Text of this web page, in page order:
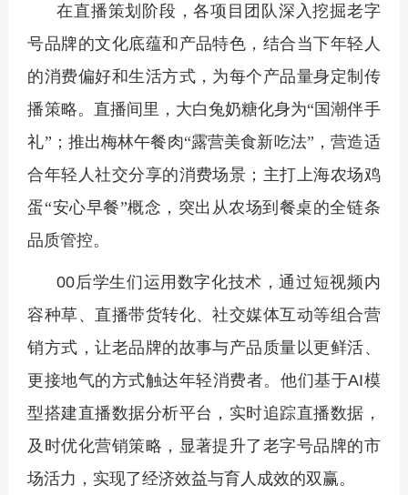
在直播策划阶段，各项目团队深入挖掘老字
号品牌的文化底蕴和产品特色，结合当下年轻人
的消费偏好和生活方式，为每个产品量身定制传
播策略。直播间里，大白兔奶糖化身为“国潮伴手
礼”；推出梅林午餐肉“露营美食新吃法”，营造适
合年轻人社交分享的消费场景；主打上海农场鸡
蛋“安心早餐”概念，突出从农场到餐桌的全链条
品质管控。
00后学生们运用数字化技术，通过短视频内
容种草、直播带货转化、社交媒体互动等组合营
销方式，让老品牌的故事与产品质量以更鲜活、
更接地气的方式触达年轻消费者。他们基于AI模
型搭建直播数据分析平台，实时追踪直播数据，
及时优化营销策略，显著提升了老字号品牌的市
场活力，实现了经济效益与育人成效的双赢。